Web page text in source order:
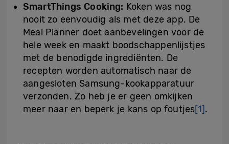
SmartThings Cooking: Koken was nog
nooit zo eenvoudig als met deze app. De
Meal Planner doet aanbevelingen voor de
hele week en maakt boodschappenlijstjes
met de benodigde ingrediënten. De
recepten worden automatisch naar de
aangesloten Samsung-kookapparatuur
verzonden. Zo heb je er geen omkijken
meer naar en beperk je kans op foutjes[1].